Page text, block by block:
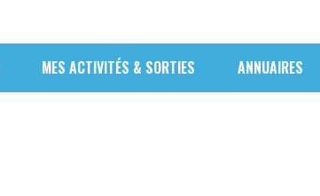
MES ACTIVITÉS & SORTIES ANNUAIRES